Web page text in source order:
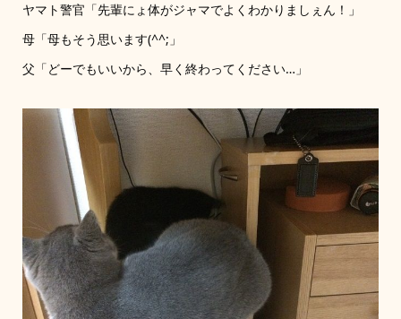
ヤマト警官「先輩にょ体がジャマでよくわかりましぇん！」
母「母もそう思います(^^;」
父「どーでもいいから、早く終わってください…」